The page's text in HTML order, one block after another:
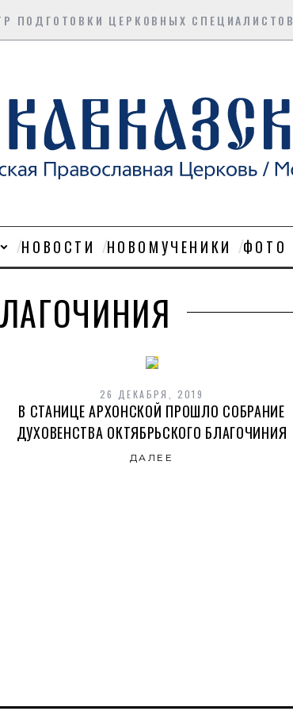
ПОДГОТОВКИ ЦЕРКОВНЫХ СПЕЦИАЛИСТОВ
НОВОСТИ НОВОМУЧЕНИКИ ФОТО
26 ДЕКАБРЯ, 2019
В СТАНИЦЕ АРХОНСКОЙ ПРОШЛО СОБРАНИЕ
ДУХОВЕНСТВА ОКТЯБРЬСКОГО БЛАГОЧИНИЯ
ДАЛЕЕ